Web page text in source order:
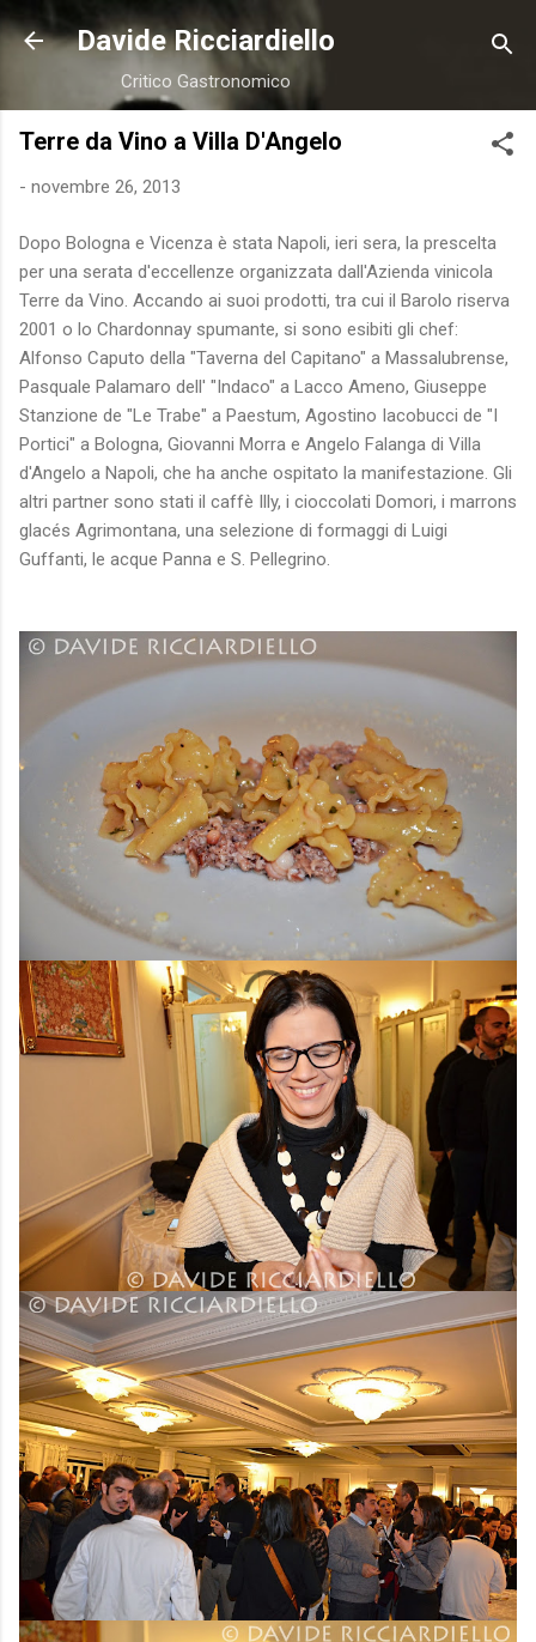
Passa ai contenuti principali
Davide Ricciardiello
Critico Gastronomico
Terre da Vino a Villa D'Angelo
- novembre 26, 2013
Dopo Bologna e Vicenza è stata Napoli, ieri sera, la prescelta
per una serata d'eccellenze organizzata dall'Azienda vinicola
Terre da Vino. Accando ai suoi prodotti, tra cui il Barolo riserva
2001 o lo Chardonnay spumante, si sono esibiti gli chef:
Alfonso Caputo della "Taverna del Capitano" a Massalubrense,
Pasquale Palamaro dell' "Indaco" a Lacco Ameno, Giuseppe
Stanzione de "Le Trabe" a Paestum, Agostino Iacobucci de "I
Portici" a Bologna, Giovanni Morra e Angelo Falanga di Villa
d'Angelo a Napoli, che ha anche ospitato la manifestazione. Gli
altri partner sono stati il caffè Illy, i cioccolati Domori, i marrons
glacés Agrimontana, una selezione di formaggi di Luigi
Guffanti, le acque Panna e S. Pellegrino.